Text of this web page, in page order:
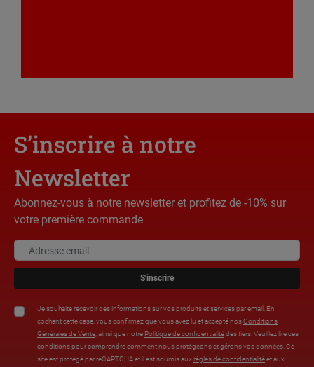
S’inscrire à notre
Newsletter
Abonnez-vous à notre newsletter et profitez de -10% sur
votre première commande
S'inscrire
Je souhaite recevoir des informations sur vos produits et services par email. En
cochant cette case, vous confirmez que vous avez lu et accepté nosConditions
Générales de Vente , ainsi que notre Politique de confidentialitédes tiers. Veuillez lire ces
conditions pour comprendre comment nous protégeons et gérons vos données. Ce
site est protégé par reCAPTCHA et il est soumis aux règles de confidentialitéet aux